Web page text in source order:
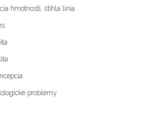
hmotnosti, štíhla línia
problémy